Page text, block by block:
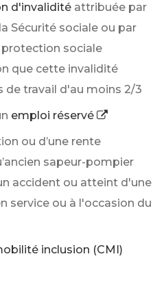
d'invalidité attribuée par
Sécurité sociale ou par
sociale
que cette invalidité
de travail d'au moins 2/3
emploi réservé
ou d’une rente
sapeur-pompier
accident ou atteint d'une
service ou à l'occasion du
inclusion (CMI)